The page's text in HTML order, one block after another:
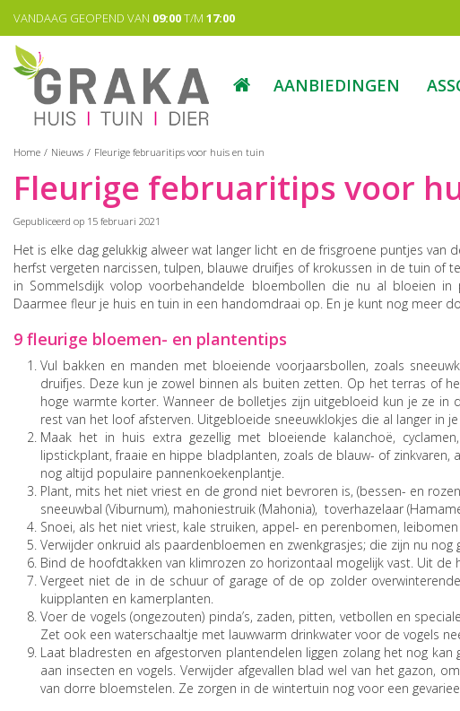
naar
content
Home Nieuws Fleurige februaritips voor huis en tuin
VANDAAG GEOPEND VAN 09:00T/M 17:00
AANBIEDINGEN
Fleurige februaritips voor
Gepubliceerd op 15 februari 2021
Het is elke dag gelukkig alweer wat langer licht en de frisgroene puntjes
herfst vergeten narcissen, tulpen, blauwe druifjes of krokussen in de tuin
in Sommelsdijk volop voorbehandelde bloembollen die nu al bloeien
Daarmee fleur je huis en tuin in een handomdraai op. En je kunt nog meer
9 fleurige bloemen- en plantentips
Vul bakken en manden met bloeiende voorjaarsbollen, zoals
druifjes. Deze kun je zowel binnen als buiten zetten. Op het terras of
hoge warmte korter. Wanneer de bolletjes zijn uitgebloeid kun je ze
rest van het loof afsterven. Uitgebloeide sneeuwklokjes die al langer
Maak het in huis extra gezellig met bloeiende kalanchoë,
lipstickplant, fraaie en hippe bladplanten, zoals de blauw- of zinkvaren,
nog altijd populaire pannenkoekenplantje.
Plant, mits het niet vriest en de grond niet bevroren is, (bessen- en
sneeuwbal (Viburnum), mahoniestruik (Mahonia), toverhazelaar
Snoei, als het niet vriest, kale struiken, appel- en perenbomen,
Verwijder onkruid als paardenbloemen en zwenkgrasjes; die zijn nu
Bind de hoofdtakken van klimrozen zo horizontaal mogelijk vast. Uit
Vergeet niet de in de schuur of garage of de op zolder
kuipplanten en kamerplanten.
Voer de vogels (ongezouten) pinda’s, zaden, pitten, vetbollen en
Zet ook een waterschaaltje met lauwwarm drinkwater voor de vogels
Laat bladresten en afgestorven plantendelen liggen zolang het nog
aan insecten en vogels. Verwijder afgevallen blad wel van het
van dorre bloemstelen. Ze zorgen in de wintertuin nog voor een